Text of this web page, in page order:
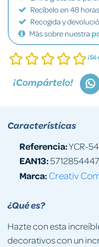
Recíbelo en 48
Recogida y
Más sobre nuestra
¡Compártelo!
¿Qué es?
Hazte con esta
decorativos con un
Características
Referencia:YCR-
EAN13:
Marca: Creativ